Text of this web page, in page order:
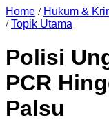
Home / Hukum &
/Topik Utama
Polisi
PCR
Palsu